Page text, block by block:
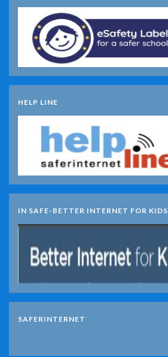
HELP LINE
IN SAFE-BETTER INTERNET FOR KIDS
SAFERINTERNET